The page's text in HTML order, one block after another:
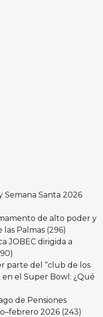
Semana Santa 2026
de alto poder y
las Palmas (296)
JOBEC dirigida a
parte del “club de los
en el Super Bowl: ¿Qué
de Pensiones
2026 (243)